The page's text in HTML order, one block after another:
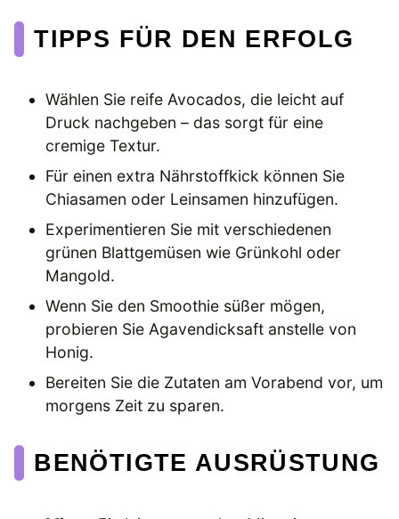
TIPPS FÜR DEN ERFOLG
Wählen Sie reife Avocados, die leicht auf
Druck nachgeben – das sorgt für eine
cremige Textur.
Für einen extra Nährstoffkick können Sie
Chiasamen oder Leinsamen hinzufügen.
Experimentieren Sie mit verschiedenen
grünen Blattgemüsen wie Grünkohl oder
Mangold.
Wenn Sie den Smoothie süßer mögen,
probieren Sie Agavendicksaft anstelle von
Honig.
Bereiten Sie die Zutaten am Vorabend vor, um
morgens Zeit zu sparen.
BENÖTIGTE AUSRÜSTUNG